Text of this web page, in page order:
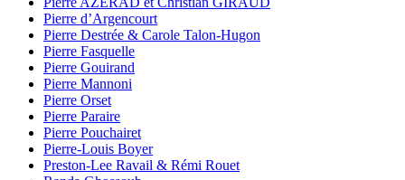
Pierre d’Argencourt
Pierre Destrée & Carole Talon-Hugon
Pierre Fasquelle
Pierre Gouirand
Pierre Mannoni
Pierre Orset
Pierre Paraire
Pierre Pouchairet
Pierre-Louis Boyer
Preston-Lee Ravail & Rémi Rouet